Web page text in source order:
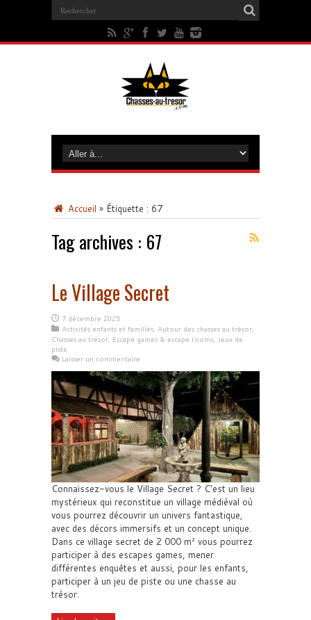
Accueil » Étiquette : 67
Tag archives : 67
Le Village Secret
7 décembre 2025
Activités enfants et familles, Autour des chasses au trésor,
Chasses au trésor, Escape games & escape rooms, Jeux de
piste
Laisser un commentaire
Connaissez-vous le Village Secret ? C'est un lieu
mystérieux qui reconstitue un village médiéval où
vous pourrez découvrir un univers fantastique,
avec des décors immersifs et un concept unique.
Dans ce village secret de 2 000 m² vous pourrez
participer à des escapes games, mener
différentes enquêtes et aussi, pour les enfants,
participer à un jeu de piste ou une chasse au
trésor.